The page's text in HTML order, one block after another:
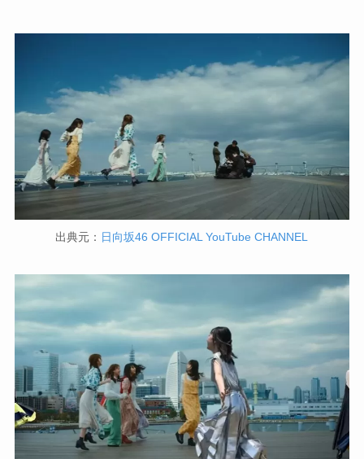
出典元： 日向坂46 OFFICIAL YouTube CHANNEL